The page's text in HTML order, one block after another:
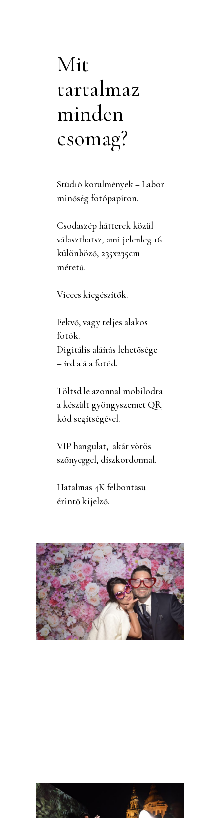
Mit
tartalmaz
minden
csomag?
Stúdió körülmények –Labor
minőség fotópapíron.
Csodaszép hátterek közül
választhatsz, ami jelenleg 16
különböző, 235x235cm
méretű.
Vicces kiegészítők.
Fekvő, vagy teljes alakos
fotók.
Digitális aláírás lehetősége
– írd alá a fotód.
Töltsd le azonnal mobilodra
a készült gyöngyszemet QR
kód segítségével.
VIP hangulat, akár vörös
szőnyeggel, díszkordonnal.
Hatalmas 4K felbontású
érintő kijelző.